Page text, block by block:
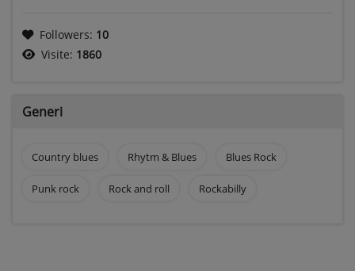
Followers: 10
Visite: 1860
Generi
Country blues Rhytm & Blues Blues Rock
Punk rock Rock and roll Rockabilly